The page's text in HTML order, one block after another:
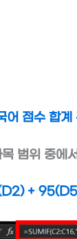
어 점수 합
범위 중에서
+